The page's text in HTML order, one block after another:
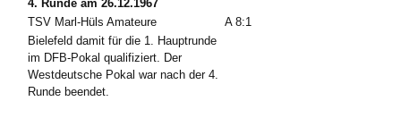
4. Runde am 26.12.1967
TSV Marl-Hüls Amateure
A 8:1
Bielefeld damit für die 1. Hauptrunde
im DFB-Pokal qualifiziert. Der
Westdeutsche Pokal war nach der 4.
Runde beendet.